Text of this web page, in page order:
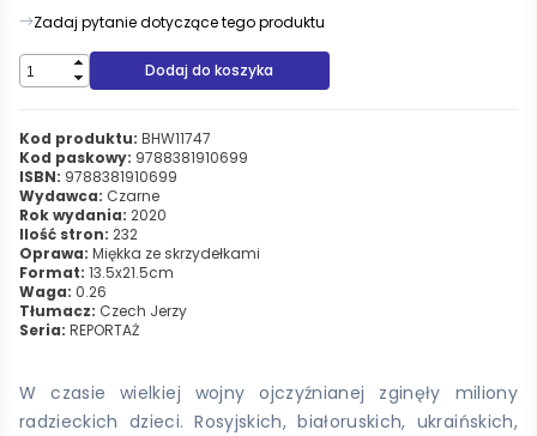
Zadaj pytanie dotyczące tego produktu
Dodaj do koszyka
Kod produktu: BHW11747
Kod paskowy: 9788381910699
ISBN: 9788381910699
Wydawca: Czarne
Rok wydania: 2020
Ilość stron: 232
Oprawa: Miękka ze skrzydełkami
Format: 13.5x21.5cm
Waga: 0.26
Tłumacz: Czech Jerzy
Seria: REPORTAŻ
W czasie wielkiej wojny ojczyźnianej zginęły miliony
radzieckich dzieci. Rosyjskich, białoruskich, ukraińskich,